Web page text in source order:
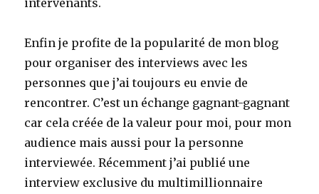
Enfin je profite de la popularité de mon blog
pour organiser des interviews avec les
personnes que j’ai toujours eu envie de
rencontrer. C’est un échange gagnant-gagnant
car cela créée de la valeur pour moi, pour mon
audience mais aussi pour la personne
interviewée. Récemment j’ai publié une
interview exclusive du multimillionnaire